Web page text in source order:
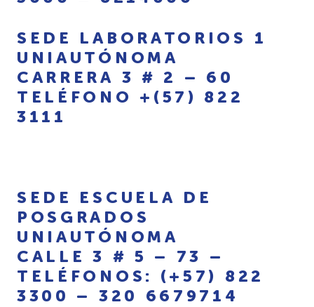
SEDE LABORATORIOS 1
UNIAUTÓNOMA
CARRERA 3 # 2 – 60
TELÉFONO +(57) 822
3111
SEDE ESCUELA DE
POSGRADOS
UNIAUTÓNOMA
CALLE 3 # 5 – 73 –
TELÉFONOS: (+57) 822
3300 – 320 6679714